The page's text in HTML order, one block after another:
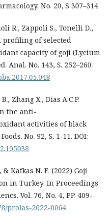
No. 20, S 307–314
R., Zappoli S., Tonelli D.,
profiling of selected
capacity of goji (Lycium
Anal. No. 143, S. 252–260.
Zhang X., Dias A.C.P.
the anti-
activities of black
No. 92, S. 1-11. DOI:
Kafkas N. E. (2022) Goji
in Turkey. In Proceedings
Vol. 76, No. 4, PP. 409-
prolas-2022-0064